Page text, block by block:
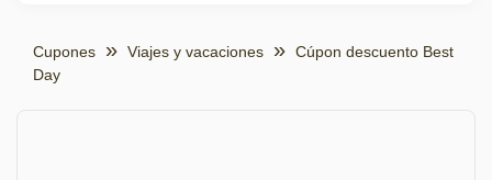
Cupones Viajes y vacaciones
Cúpon descuento Best
Day